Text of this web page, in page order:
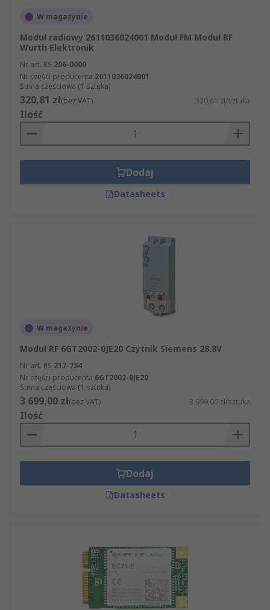
W magazynie
Moduł radiowy 2611036024001 Moduł FM Moduł RF
Wurth Elektronik
Nr art. RS 206-0000
Nr części producenta 2611036024001
Suma częściowa (1 sztuka)
320,81 zł(bez VAT) 320,81 zł/sztuka
Ilość
Dodaj
Datasheets
W magazynie
Moduł RF 6GT2002-0JE20 Czytnik Siemens 28.8V
Nr art. RS 217-754
Nr części producenta 6GT2002-0JE20
Suma częściowa (1 sztuka)
3 699,00 zł(bez VAT) 3 699,00 zł/sztuka
Ilość
Dodaj
Datasheets